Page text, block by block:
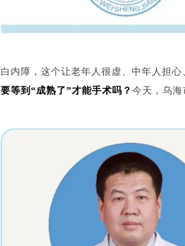
白内障，这个让老年人很虚、中年人担
要等到“成熟了”才能手术吗？ 今天，乌